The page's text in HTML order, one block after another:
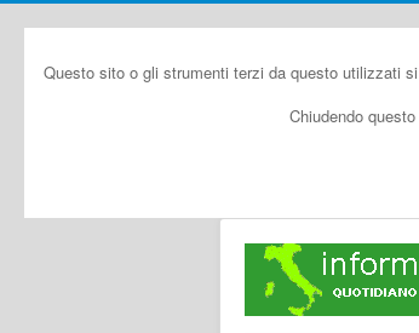
Questo sito o gli strumenti terzi da questo utilizzati
Chiudendo